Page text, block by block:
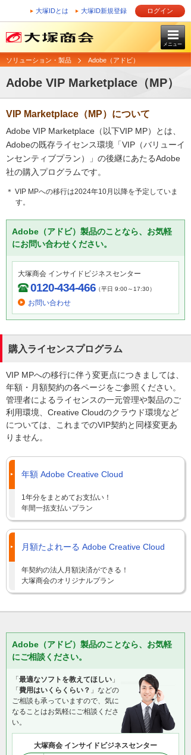
大塚IDとは 大塚ID新規登録 ログイン
メニュー
ソリューション・製品 Adobe（アドビ）
Adobe VIP Marketplace（MP）
VIP Marketplace（MP）について
Adobe VIP Marketplace（以下VIP MP）とは、
Adobeの既存ライセンス環境「VIP（バリューイ
ンセンティブプラン）」の後継にあたるAdobe
社の購入プログラムです。
＊ VIP MPへの移行は2024年10月以降を予定していま
す。
Adobe（アドビ）製品のことなら、お気軽
にお問い合わせください。
大塚商会 インサイドビジネスセンター
0120-434-466（平日 9:00～17:30）
お問い合わせ
購入ライセンスプログラム
VIP MPへの移行に伴う変更点につきましては、
年額・月額契約の各ページをご参照ください。
管理者によるライセンスの一元管理や製品のご
利用環境、Creative Cloudのクラウド環境など
については、これまでのVIP契約と同様変更あ
りません。
年額 Adobe Creative Cloud
1年分をまとめてお支払い！
年間一括支払いプラン
月額たよれーる Adobe Creative Cloud
年契約の法人月額決済ができる！
大塚商会のオリジナルプラン
Adobe（アドビ）製品のことなら、お気軽
にご相談ください。
「 最適なソフトを教えてほしい 」
「 費用はいくらくらい？ 」などの
ご相談も承っていますので、気に
なることはお気軽にご相談くださ
い。
大塚商会 インサイドビジネスセンター